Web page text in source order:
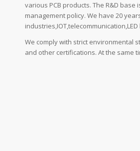
various PCB products. The R&D
management policy. We have 20
We comply with strict environmental
and other certifications. At the same